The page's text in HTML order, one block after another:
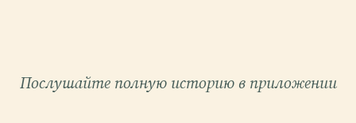
Послушайте полную историю в приложении